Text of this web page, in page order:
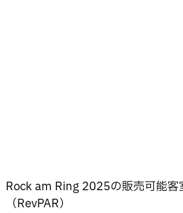
Rock am Ring 2025の販売可能客
（RevPAR）